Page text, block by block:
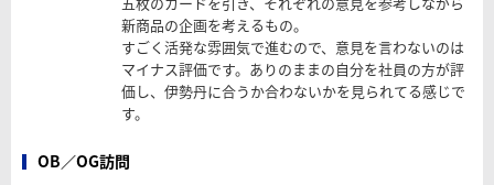
新商品の企画を考えるもの。
すごく活発な雰囲気で進むので、意見を言わないのは
マイナス評価です。ありのままの自分を社員の方が評
価し、伊勢丹に合うか合わないかを見られてる感じで
す。
OB／OG訪問